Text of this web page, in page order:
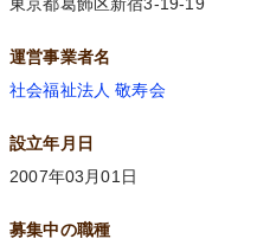
東京都葛飾区新宿3-19-19
運営事業者名
社会福祉法人 敬寿会
設立年月日
2007年03月01日
募集中の職種